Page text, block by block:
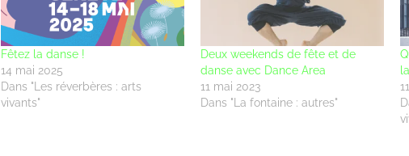
Fêtez la danse !
14 mai 2025
Dans "Les réverbères : arts
vivants"
Deux weekends de fête et de
danse avec Dance Area
11 mai 2023
Dans "La fontaine : autres"